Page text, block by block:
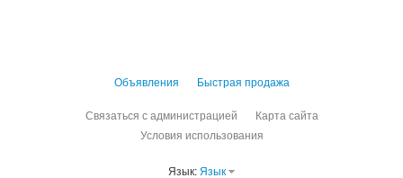
Объявления Быстрая продажа
Связаться с администрацией
Карта сайта
Условия использования
Язык: Язык